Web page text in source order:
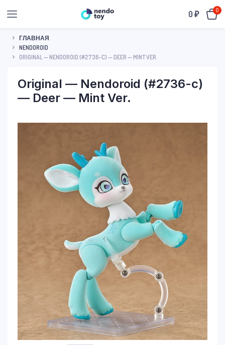
0₽ 0
ГЛАВНАЯ
NENDOROID
ORIGINAL — NENDOROID (#2736-C) — DEER — MINT VER.
Original — Nendoroid (#2736-c)
— Deer — Mint Ver.